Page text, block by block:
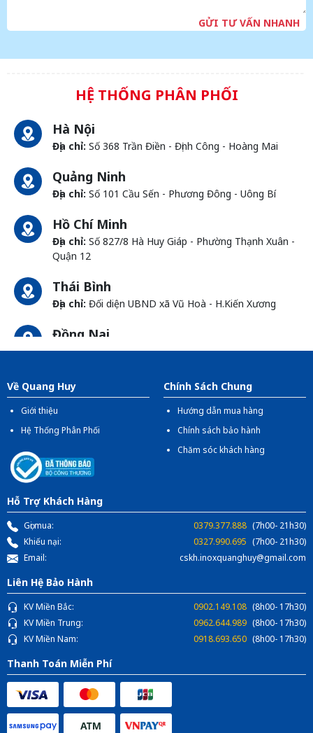
GỬI TƯ VẤN NHANH
HỆ THỐNG PHÂN PHỐI
Hà Nội
Địa chỉ: Số 368 Trần Điền - Định Công - Hoàng Mai
Quảng Ninh
Địa chỉ: Số 101 Cầu Sến - Phương Đông - Uông Bí
Hồ Chí Minh
Địa chỉ: Số 827/8 Hà Huy Giáp - Phường Thạnh Xuân -
Quận 12
Thái Bình
Địa chỉ: Đối diện UBND xã Vũ Hoà - H.Kiến Xương
Đồng Nai
Địa chỉ:1066- QL 51 Tổ 3 - Ấp Đồng - Phước Tân -
Về Quang Huy
Giới thiệu
Hệ Thống Phân Phối
Chính Sách Chung
Hướng dẫn mua hàng
Chính sách bảo hành
Chăm sóc khách hàng
Hỗ Trợ Khách Hàng
Gọi mua: 0379.377.888 (7h00- 21h30)
Khiếu nại:
0327.990.695 (7h00- 21h30)
Email:
cskh.inoxquanghuy@gmail.com
Liên Hệ Bảo Hành
KV Miền Bắc: 0902.149.108 (8h00- 17h30)
KV Miền Trung:
0962.644.989 (8h00- 17h30)
KV Miền Nam:
0918.693.650 (8h00- 17h30)
Thanh Toán Miễn Phí